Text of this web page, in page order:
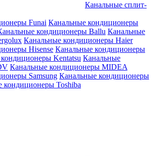
Канальные сплит-
Funai Канальные кондиционеры
кондиционеры Ballu Канальные
Канальные кондиционеры Haier
Hisense Канальные кондиционеры
Kentatsu Канальные
Канальные кондиционеры MIDEA
Samsung Канальные кондиционеры
кондиционеры Toshiba